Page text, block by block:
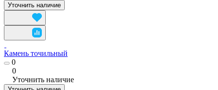
Уточнить наличие
Камень точильный
0
0
Уточнить наличие